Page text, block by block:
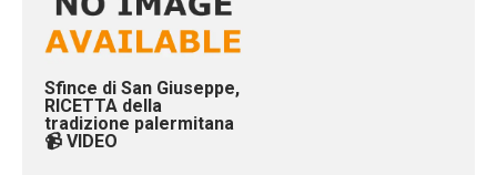
Sfince di San Giuseppe,
RICETTA della
tradizione palermitana
📹 VIDEO